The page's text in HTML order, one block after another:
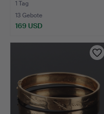
1 Tag
13 Gebote
169 USD